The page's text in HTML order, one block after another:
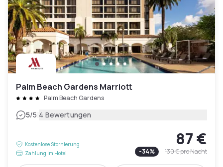
Palm Beach Gardens Marriott
Palm Beach Gardens
5/5|4 Bewertungen
Kostenlose Stornierung
Zahlung im Hotel
87 €
-34% 130 €pro Nacht